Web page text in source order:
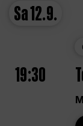
Sa12.9.
19:30